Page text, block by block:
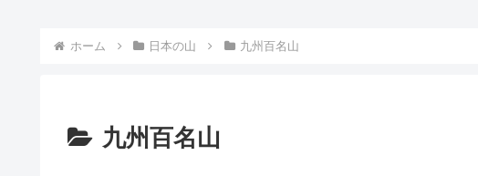
ホーム 日本の山 九州百名山
九州百名山